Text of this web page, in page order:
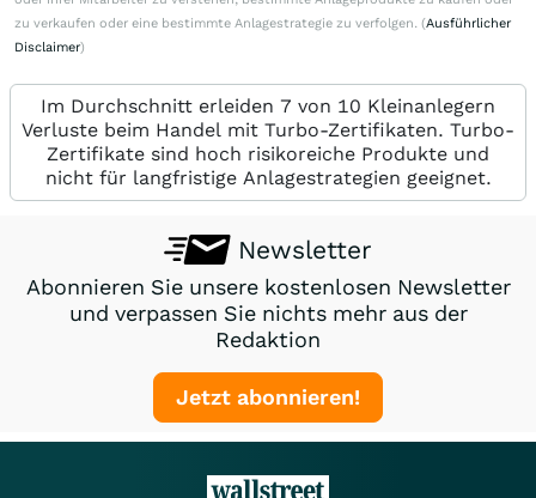
zu verkaufen oder eine bestimmte Anlagestrategie zu verfolgen. (Ausführlicher
Disclaimer)
Im Durchschnitt erleiden 7 von 10 Kleinanlegern
Verluste beim Handel mit Turbo-Zertifikaten. Turbo-
Zertifikate sind hoch risikoreiche Produkte und
nicht für langfristige Anlagestrategien geeignet.
Newsletter
Abonnieren Sie unsere kostenlosen Newsletter
und verpassen Sie nichts mehr aus der
Redaktion
Jetzt abonnieren!